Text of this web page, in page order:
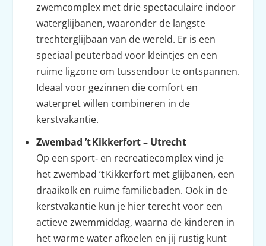
zwemcomplex met drie spectaculaire indoor
waterglijbanen, waaronder de langste
trechterglijbaan van de wereld. Er is een
speciaal peuterbad voor kleintjes en een
ruime ligzone om tussendoor te ontspannen.
Ideaal voor gezinnen die comfort en
waterpret willen combineren in de
kerstvakantie.
Zwembad ’t Kikkerfort – Utrecht
Op een sport‑ en recreatiecomplex vind je
het zwembad ’t Kikkerfort met glijbanen, een
draaikolk en ruime familiebaden. Ook in de
kerstvakantie kun je hier terecht voor een
actieve zwemmiddag, waarna de kinderen in
het warme water afkoelen en jij rustig kunt